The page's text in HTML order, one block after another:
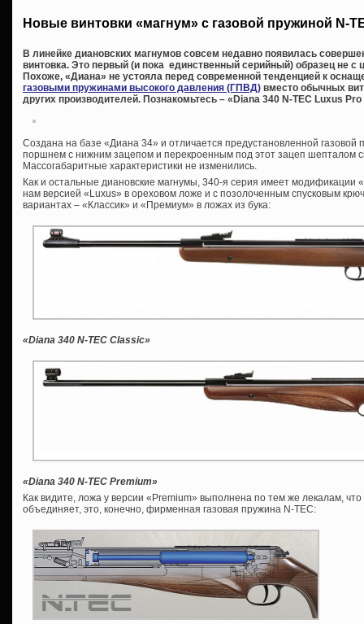
Новые винтовки «магнум» с газовой пружиной N-
В линейке диановских магнумов совсем недавно появилась
винтовка. Это первый (и пока единственный серийный) образец не
Похоже, «Диана» не устояла перед современной тенденцией к
газовыми пружинами высокого давления (ГПВД) вместо обычных
других производителей. Познакомьтесь – «Diana 340 N-TEC Luxus
Создана на базе «Диана 34» и отличается предустановленной газовой
поршнем с нижним зацепом и перекроенным под этот зацеп шепталом
Массогабаритные характеристики не изменились.
Как и остальные диановские магнумы, 340-я серия имеет модификации
нам версией «Luxus» в ореховом ложе и с позолоченным спусковым
вариантах – «Классик» и «Премиум» в ложах из бука:
«Diana 340 N-TEC Classic»
«Diana 340 N-TEC Premium»
Как видите, ложа у версии «Premium» выполнена по тем же лекалам,
объединяет, это, конечно, фирменная газовая пружина N-TEC: